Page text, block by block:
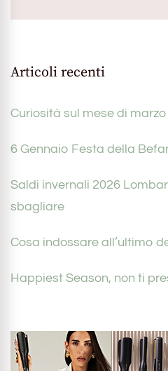
Articoli recenti
Curiosità sul mese di marzo
6 Gennaio Festa della
Saldi invernali 2026
sbagliare
Cosa indossare all’ultimo
Happiest Season, non ti